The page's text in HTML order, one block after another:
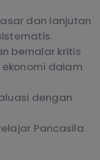
dan lanjutan
bernalar kritis
dalam
dengan
Pancasila